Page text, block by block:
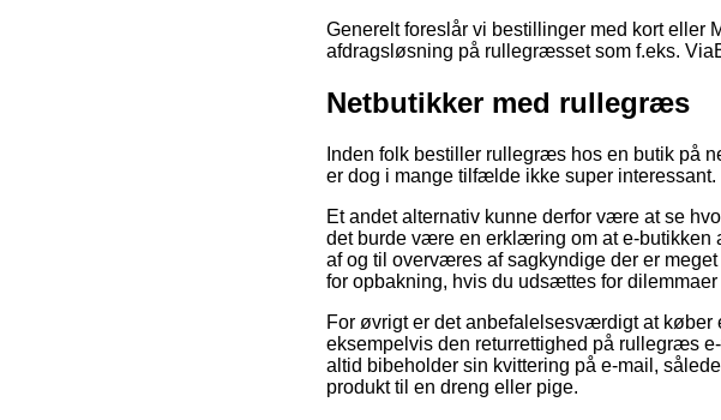
Generelt foreslår vi bestillinger med kort eller
afdragsløsning på rullegræsset som f.eks.
Netbutikker med rullegræs
Inden folk bestiller rullegræs hos en butik på
er dog i mange tilfælde ikke super interessant.
Et andet alternativ kunne derfor være at se
det burde være en erklæring om at e-butikken
af og til overværes af sagkyndige der er
for opbakning, hvis du udsættes for
For øvrigt er det anbefalelsesværdigt at køber
eksempelvis den returrettighed på rullegræs
altid bibeholder sin kvittering på e-mail,
produkt til en dreng eller pige.